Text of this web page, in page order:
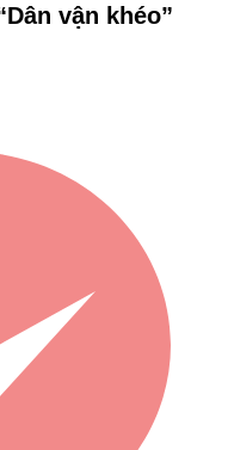
vận khéo”